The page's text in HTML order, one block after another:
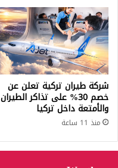
شركة طيران تركية تعلن عن
خصم 30% على تذاكر الطيران
والأمتعة داخل تركيا
منذ 11 ساعة